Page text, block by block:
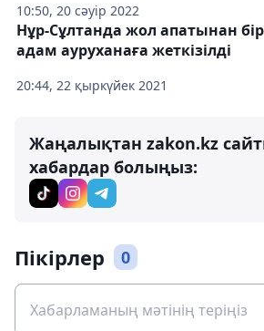
10:50, 20 сәуір 2022
20:44, 22 қыркүйек 2021
Нұр-Сұлтанда жол апатынан бір
адам ауруханаға жеткізілді
Жаңалықтан zakon.kz
хабардар болыңыз:
Пікірлер 0